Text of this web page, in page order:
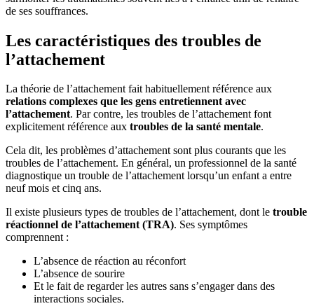
de ses souffrances.
Les caractéristiques des troubles de
l’attachement
La théorie de l’attachement fait habituellement référence aux
relations complexes que les gens entretiennent avec
l’attachement. Par contre, les troubles de l’attachement font
explicitement référence aux troubles de la santé mentale.
Cela dit, les problèmes d’attachement sont plus courants que les
troubles de l’attachement. En général, un professionnel de la santé
diagnostique un trouble de l’attachement lorsqu’un enfant a entre
neuf mois et cinq ans.
Il existe plusieurs types de troubles de l’attachement, dont le trouble
réactionnel de l’attachement (TRA). Ses symptômes
comprennent :
L’absence de réaction au réconfort
L’absence de sourire
Et le fait de regarder les autres sans s’engager dans des
interactions sociales.